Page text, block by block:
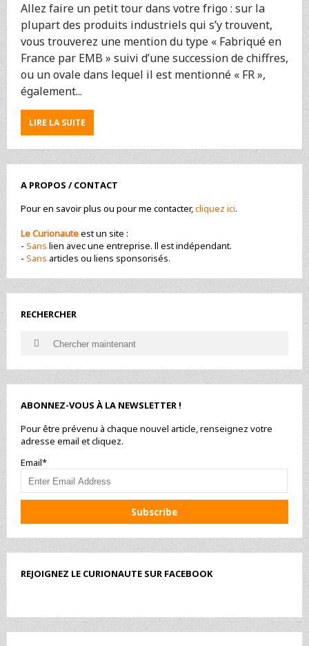
Allez faire un petit tour dans votre frigo : sur la
plupart des produits industriels qui s’y trouvent,
vous trouverez une mention du type « Fabriqué en
France par EMB » suivi d’une succession de chiffres,
ou un ovale dans lequel il est mentionné « FR »,
également...
LIRE LA SUITEABOUT
« FABRIQUÉ
EN
FRANCE
EMB »
MAIS
C’EST,
CET
?
A PROPOS / CONTACT
Pour en savoir plus ou pour me contacter,cliquez ici.
Le Curionauteest un site :
- Sans lien avec une entreprise. ll est indépendant.
- Sans articles ou liens sponsorisés.
RECHERCHER
SearchSearch
ABONNEZ-VOUS À LA NEWSLETTER !
Pour être prévenu à chaque nouvel article, renseignez votre
adresse email et cliquez.
Email*
REJOIGNEZ LE CURIONAUTE SUR FACEBOOK